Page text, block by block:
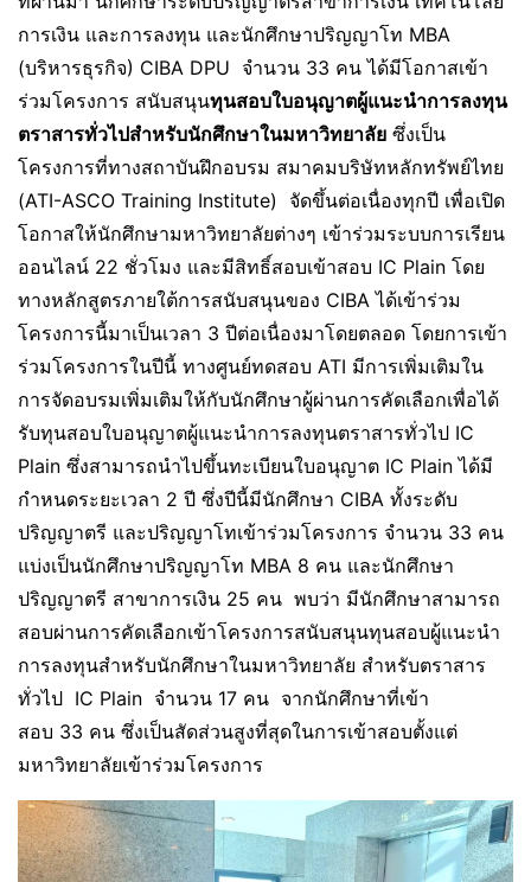
การเงิน และการลงทุน และนักศึกษาปริญญาโท MBA
(บริหารธุรกิจ) CIBA DPU จำนวน 33 คน ได้มีโอกาสเข้า
ร่วมโครงการ สนับสนุนทุนสอบใบอนุญาตผู้แนะนำการลงทุน
ตราสารทั่วไปสำหรับนักศึกษาในมหาวิทยาลัย ซึ่งเป็น
โครงการที่ทางสถาบันฝึกอบรม สมาคมบริษัทหลักทรัพย์ไทย
(ATI-ASCO Training Institute) จัดขึ้นต่อเนื่องทุกปี เพื่อเปิด
โอกาสให้นักศึกษามหาวิทยาลัยต่างๆ เข้าร่วมระบบการเรียน
ออนไลน์ 22 ชั่วโมง และมีสิทธิ์สอบเข้าสอบ IC Plain โดย
ทางหลักสูตรภายใต้การสนับสนุนของ CIBA ได้เข้าร่วม
โครงการนี้มาเป็นเวลา 3 ปีต่อเนื่องมาโดยตลอด โดยการเข้า
ร่วมโครงการในปีนี้ ทางศูนย์ทดสอบ ATI มีการเพิ่มเติมใน
การจัดอบรมเพิ่มเติมให้กับนักศึกษาผู้ผ่านการคัดเลือกเพื่อได้
รับทุนสอบใบอนุญาตผู้แนะนำการลงทุนตราสารทั่วไป IC
Plain ซึ่งสามารถนำไปขึ้นทะเบียนใบอนุญาต IC Plain ได้มี
กำหนดระยะเวลา 2 ปี ซึ่งปีนี้มีนักศึกษา CIBA ทั้งระดับ
ปริญญาตรี และปริญญาโทเข้าร่วมโครงการ จำนวน 33 คน
แบ่งเป็นนักศึกษาปริญญาโท MBA 8 คน และนักศึกษา
ปริญญาตรี สาขาการเงิน 25 คน พบว่า มีนักศึกษาสามารถ
สอบผ่านการคัดเลือกเข้าโครงการสนับสนุนทุนสอบผู้แนะนำ
การลงทุนสำหรับนักศึกษาในมหาวิทยาลัย สำหรับตราสาร
ทั่วไป IC Plain จำนวน 17 คน จากนักศึกษาที่เข้า
สอบ 33 คน ซึ่งเป็นสัดส่วนสูงที่สุดในการเข้าสอบตั้งแต่
มหาวิทยาลัยเข้าร่วมโครงการ